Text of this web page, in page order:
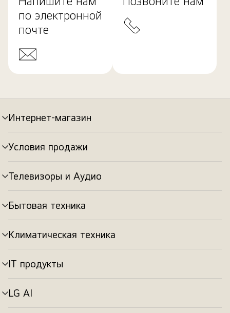
по электронной
почте
Интернет-магазин
Переключатель
меню
Условия продажи
Переключатель
меню
Телевизоры и Аудио
Переключатель
меню
Бытовая техника
Переключатель
меню
Климатическая техника
Переключатель
меню
IT продукты
Переключатель
меню
LG AI
Переключатель
меню